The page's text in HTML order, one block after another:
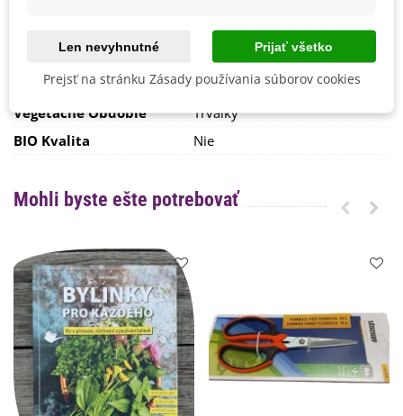
September
Výrobca
SemenaOnline
Mrazuvzdornosť
Áno
Vegetačné Obdobie
Trvalky
BIO Kvalita
Nie
Mohli byste ešte potrebovať
Len nevyhnutné Prijať všetko
Prejsť na stránku Zásady používania súborov cookies